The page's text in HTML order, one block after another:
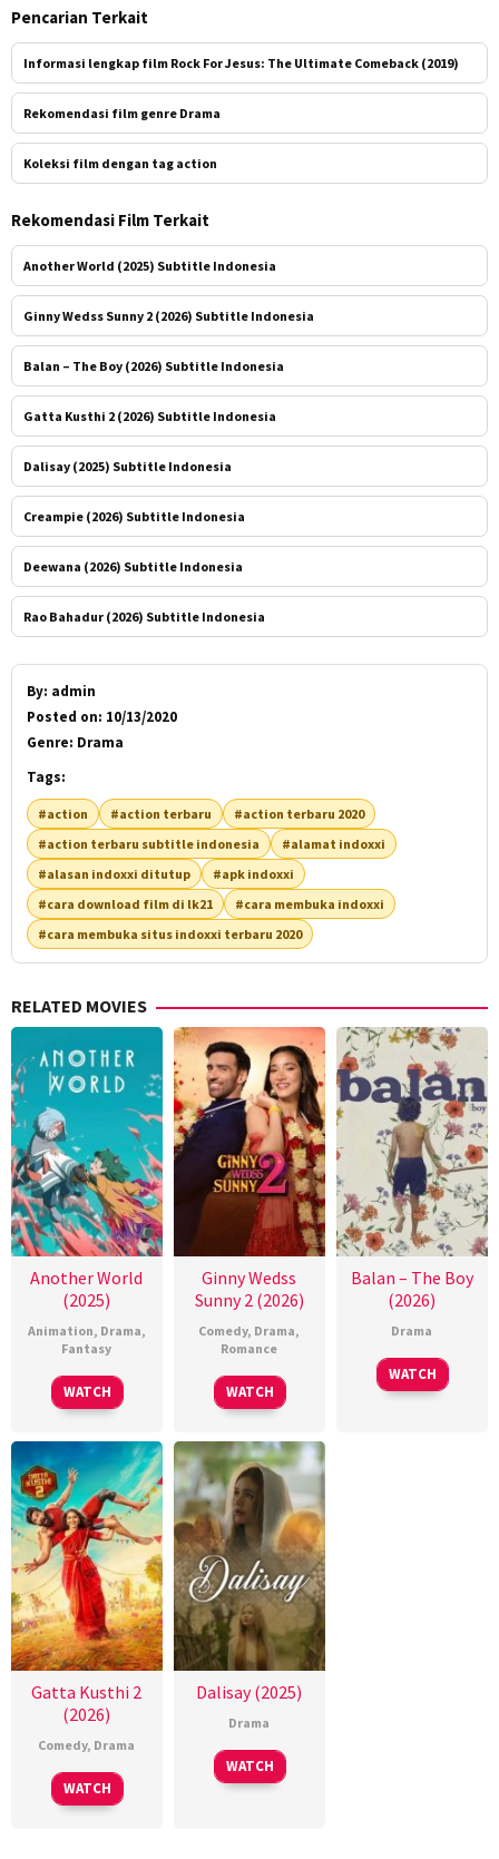
Pencarian Terkait
Informasi lengkap film Rock For Jesus: The Ultimate Comeback (2019)
Rekomendasi film genre Drama
Koleksi film dengan tag action
Rekomendasi Film Terkait
Another World (2025) Subtitle Indonesia
Ginny Wedss Sunny 2 (2026) Subtitle Indonesia
Balan – The Boy (2026) Subtitle Indonesia
Gatta Kusthi 2 (2026) Subtitle Indonesia
Dalisay (2025) Subtitle Indonesia
Creampie (2026) Subtitle Indonesia
Deewana (2026) Subtitle Indonesia
Rao Bahadur (2026) Subtitle Indonesia
By: admin
Posted on: 10/13/2020
Genre: Drama
Tags:
#action #action terbaru
#action terbaru 2020
#action terbaru subtitle indonesia
#alamat indoxxi
#alasan indoxxi ditutup
#apk indoxxi
#cara download film di lk21
#cara membuka indoxxi
#cara membuka situs indoxxi terbaru 2020
RELATED MOVIES
Another World
(2025)
Animation, Drama,
Fantasy
WATCH
Ginny Wedss
Sunny 2 (2026)
Comedy, Drama,
Romance
WATCH
Balan – The Boy
(2026)
Drama
WATCH
Gatta Kusthi 2
(2026)
Comedy, Drama
WATCH
Dalisay (2025)
Drama
WATCH